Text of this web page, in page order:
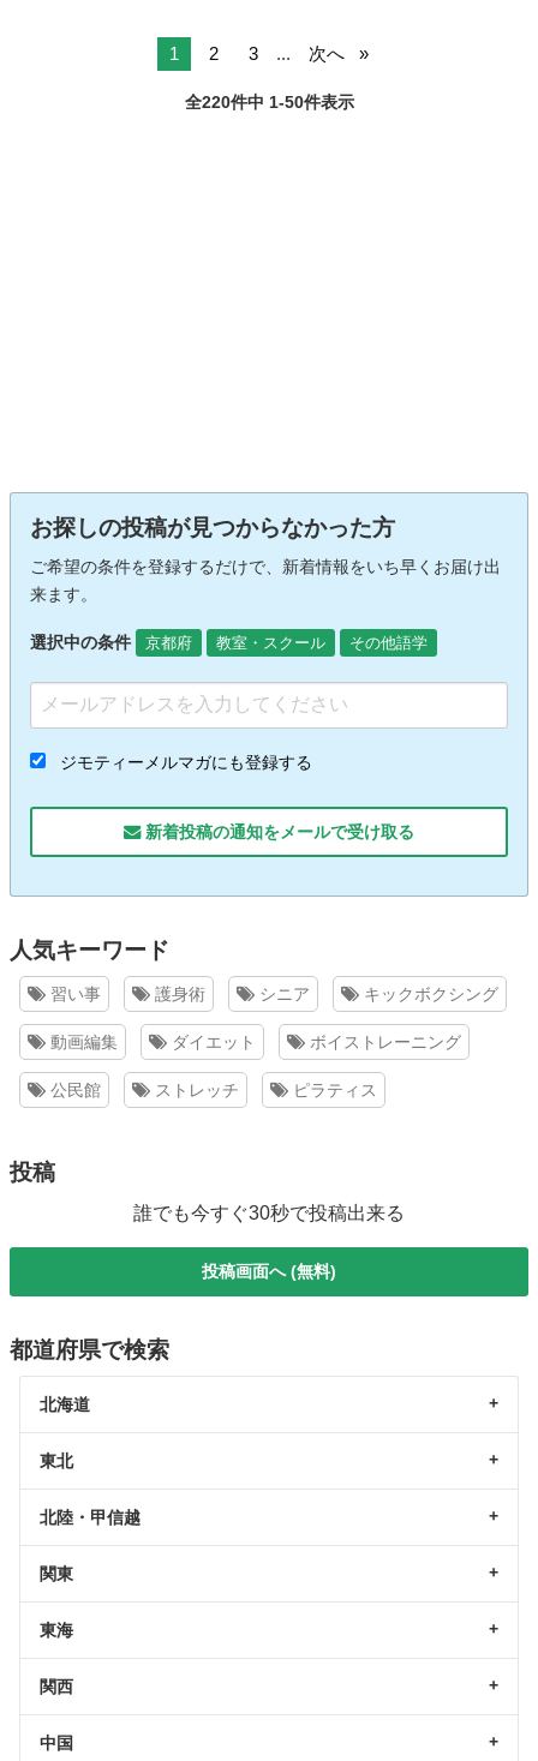
1 2 3 ... 次へ
全220件中 1-50件表示
お探しの投稿が見つからなかった方
ご希望の条件を登録するだけで、新着情報をいち早くお届け出
来ます。
選択中の条件 京都府 教室・スクール その他語学
ジモティーメルマガにも登録する
新着投稿の通知をメールで受け取る
人気キーワード
習い事 護身術 シニア キックボクシング
動画編集 ダイエット ボイストレーニング
公民館 ストレッチ ピラティス
投稿
誰でも今すぐ30秒で投稿出来る
投稿画面へ (無料)
都道府県で検索
北海道
東北
北陸・甲信越
関東
東海
関西
中国